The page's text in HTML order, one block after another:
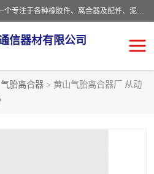
河南大林橡胶通信器材有限公司是一个专注于各种橡胶件、离合器及配件、泥浆泵及配件等产品设计制造和加工的企业。产品应用于矿山、冶金、石油、钢铁、化工、水泥、船舶、造纸、通用机械等各种大功率机械传动或制动装置。
信器材有限公司
气胎离合器 > 黄山气胎离合器厂 从动